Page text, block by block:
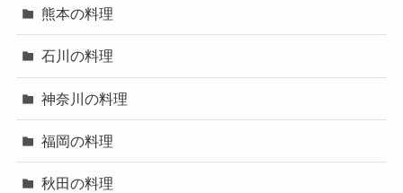
熊本の料理
石川の料理
神奈川の料理
福岡の料理
秋田の料理